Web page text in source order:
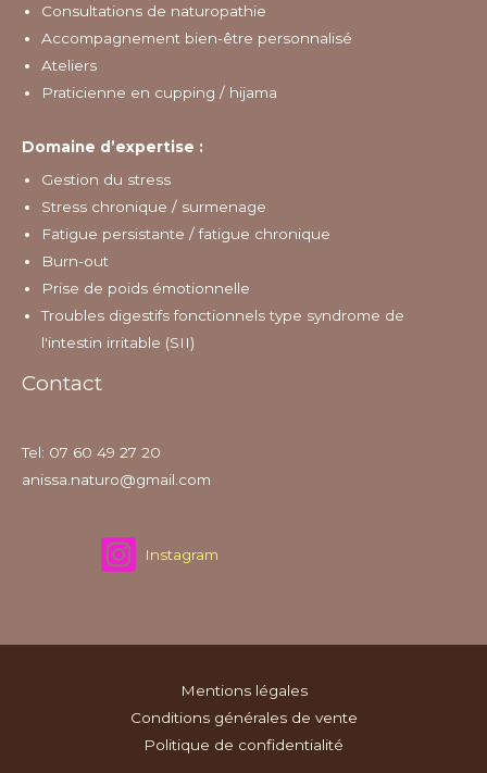
Consultations de naturopathie
Accompagnement bien-être personnalisé
Ateliers
Praticienne en cupping / hijama
Domaine d’expertise :
Gestion du stress
Stress chronique / surmenage
Fatigue persistante / fatigue chronique
Burn-out
Prise de poids émotionnelle
Troubles digestifs fonctionnels type syndrome de
l'intestin irritable (SII)
Contact
Tel: 07 60 49 27 20
anissa.naturo@gmail.com
Instagram
Mentions légales
Conditions générales de vente
Politique de confidentialité